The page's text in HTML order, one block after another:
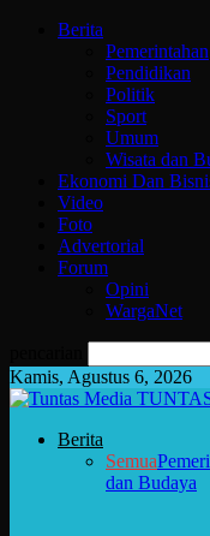
Berita
Pemerintahan
Pendidikan
Politik
Sport
Umum
Wisata dan
Ekonomi Dan
Video
Foto
Advertorial
Forum
Opini
WargaNet
Kamis, Agustus 6, 2026
Berita
Semua
dan Budaya